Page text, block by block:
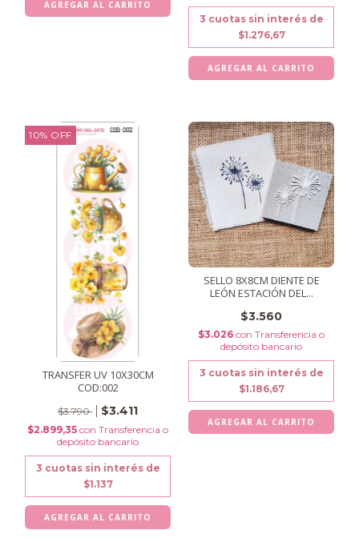
3 cuotas sin interés de
$1.276,67
10% OFF
TRANSFER UV 10X30CM
COD:002
$3.790 $3.411
$2.899,35 con Transferencia o
depósito bancario
3 cuotas sin interés de
$1.137
SELLO 8X8CM DIENTE DE
LEÓN ESTACIÓN DEL...
$3.560
$3.026 con Transferencia o
depósito bancario
3 cuotas sin interés de
$1.186,67